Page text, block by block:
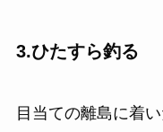
3.ひたすら釣る
目当ての離島に着